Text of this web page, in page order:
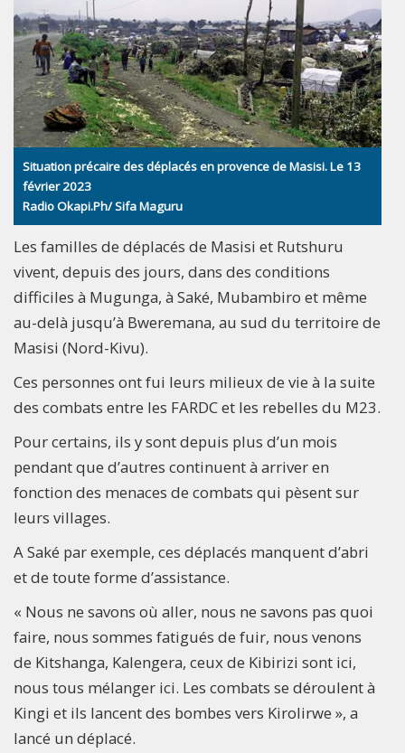
Situation précaire des déplacés en provence de Masisi. Le 13
février 2023
Radio Okapi.Ph/ Sifa Maguru
Les familles de déplacés de Masisi et Rutshuru
vivent, depuis des jours, dans des conditions
difficiles à Mugunga, à Saké, Mubambiro et même
au-delà jusqu’à Bweremana, au sud du territoire de
Masisi (Nord-Kivu).
Ces personnes ont fui leurs milieux de vie à la suite
des combats entre les FARDC et les rebelles du M23.
Pour certains, ils y sont depuis plus d’un mois
pendant que d’autres continuent à arriver en
fonction des menaces de combats qui pèsent sur
leurs villages.
A Saké par exemple, ces déplacés manquent d’abri
et de toute forme d’assistance.
« Nous ne savons où aller, nous ne savons pas quoi
faire, nous sommes fatigués de fuir, nous venons
de Kitshanga, Kalengera, ceux de Kibirizi sont ici,
nous tous mélanger ici. Les combats se déroulent à
Kingi et ils lancent des bombes vers Kirolirwe », a
lancé un déplacé.